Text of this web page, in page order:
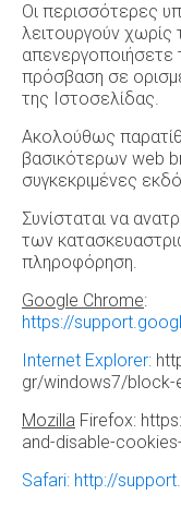
Οι περισσότερες
λειτουργούν
απενεργοποιήσετε
πρόσβαση σε
της Ιστοσελίδας.
Ακολούθως
βασικότερων web
συγκεκριμένες
Συνίσταται να
των
πληροφόρηση.
Google Chrome:
https://
Internet Explorer:
gr/windows7/block-
Mozilla Firefox:
and-disable-
Safari: http://